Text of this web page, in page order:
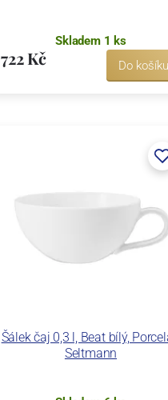
Skladem 1 ks
722 Kč Do košíku
Šálek čaj 0,3 l, Beat bílý,
Seltmann